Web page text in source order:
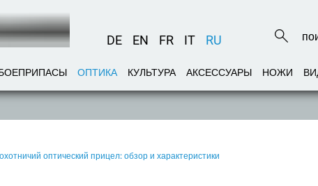
DE EN FR IT RU
ОПТИКА КУЛЬТУРА АКСЕССУАРЫ НОЖИ
оптический прицел: обзор и характеристики